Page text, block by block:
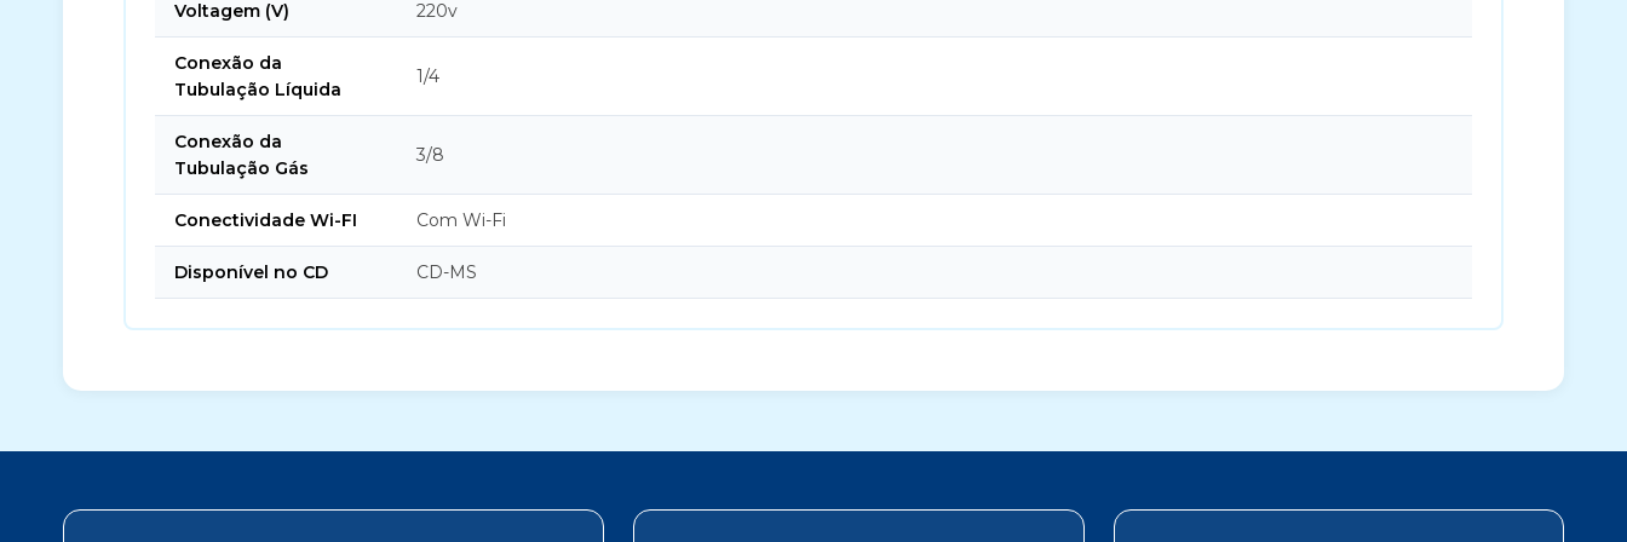
Voltagem (V) 220v
Conexão da
Tubulação Líquida
1/4
Conexão da
Tubulação Gás
3/8
Conectividade Wi-FI Com Wi-Fi
Disponível no CD CD-MS